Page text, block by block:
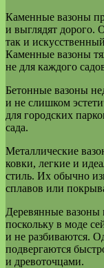
Каменные вазоны
и выглядят дорого.
так и
Каменные вазоны
не для каждого
Бетонные вазоны
и не слишком
для городских
сада.
Металлические
ковки, легкие и
стиль. Их обычно
сплавов или
Деревянные вазоны
поскольку в моде
и не разбиваются.
подвергаются
и древоточцами.